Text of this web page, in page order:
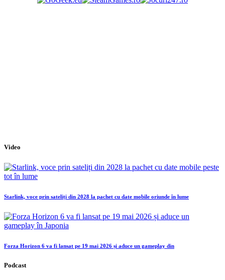
Video
Starlink, voce prin sateliți din 2028 la pachet cu date mobile oriunde în lume
Forza Horizon 6 va fi lansat pe 19 mai 2026 și aduce un gameplay din
Podcast